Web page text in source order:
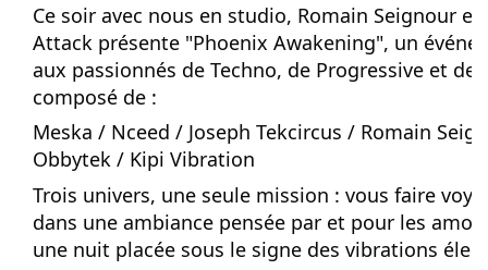
Ce soir avec nous en studio, Romain Seignour
Attack présente "Phoenix Awakening", un
aux passionnés de Techno, de Progressive et de
composé de :
Meska / Nceed / Joseph Tekcircus / Romain
Obbytek / Kipi Vibration
Trois univers, une seule mission : vous faire
dans une ambiance pensée par et pour les
une nuit placée sous le signe des vibrations